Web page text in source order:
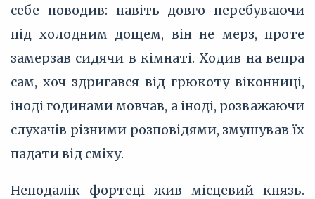
себе поводив: навіть довго перебуваючи
під холодним дощем, він не мерз, проте
замерзав сидячи в кімнаті. Ходив на вепра
сам, хоч здригався від грюкоту віконниці,
іноді годинами мовчав, а іноді, розважаючи
слухачів різними розповідями, змушував їх
падати від сміху.
Неподалік фортеці жив місцевий князь.